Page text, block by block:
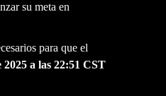
su meta en
para que el
2025 a las 22:51 CST